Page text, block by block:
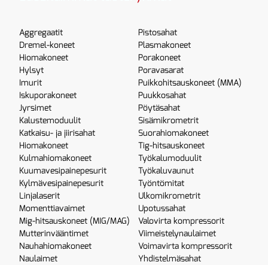
Aggregaatit
Dremel-koneet
Hiomakoneet
Hylsyt
Imurit
Iskuporakoneet
Jyrsimet
Kalustemoduulit
Katkaisu- ja jiirisahat
Hiomakoneet
Kulmahiomakoneet
Kuumavesipainepesurit
Kylmävesipainepesurit
Linjalaserit
Momenttiavaimet
Mig-hitsauskoneet (MIG/MAG)
Mutterinvääntimet
Nauhahiomakoneet
Naulaimet
Pistosahat
Plasmakoneet
Porakoneet
Poravasarat
Puikkohitsauskoneet (MMA)
Puukkosahat
Pöytäsahat
Sisämikrometrit
Suorahiomakoneet
Tig-hitsauskoneet
Työkalumoduulit
Työkaluvaunut
Työntömitat
Ulkomikrometrit
Upotussahat
Valovirta kompressorit
Viimeistelynaulaimet
Voimavirta kompressorit
Yhdistelmäsahat